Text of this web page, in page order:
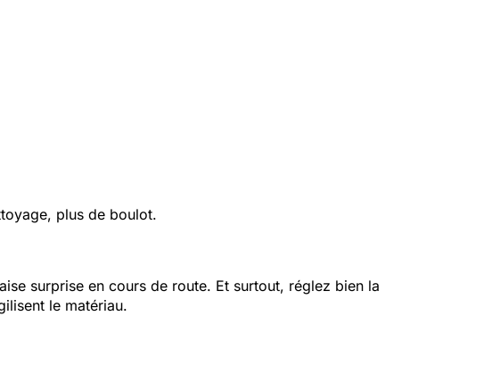
plus de boulot.
surprise en cours de route. Et surtout, réglez bien la
le matériau.